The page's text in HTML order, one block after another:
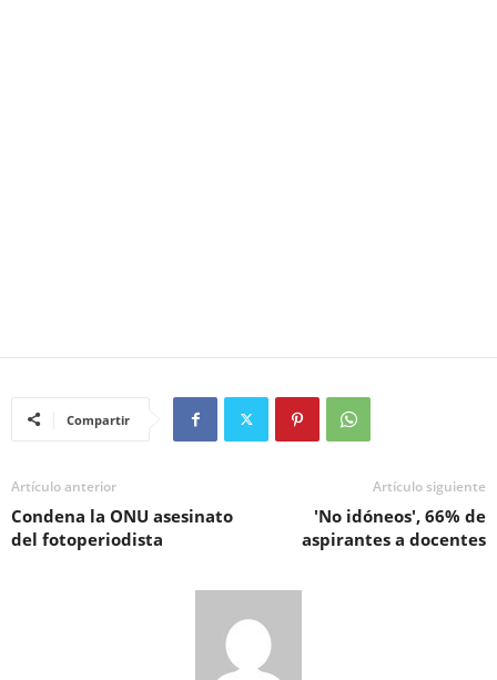
Compartir
Artículo anterior
Condena la ONU asesinato
del fotoperiodista
Artículo siguiente
'No idóneos', 66% de
aspirantes a docentes